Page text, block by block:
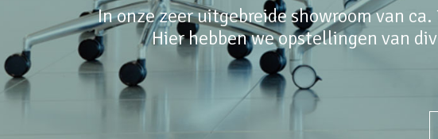
In onze zeer uitgebreide showroom van
Hier hebben we opstellingen van